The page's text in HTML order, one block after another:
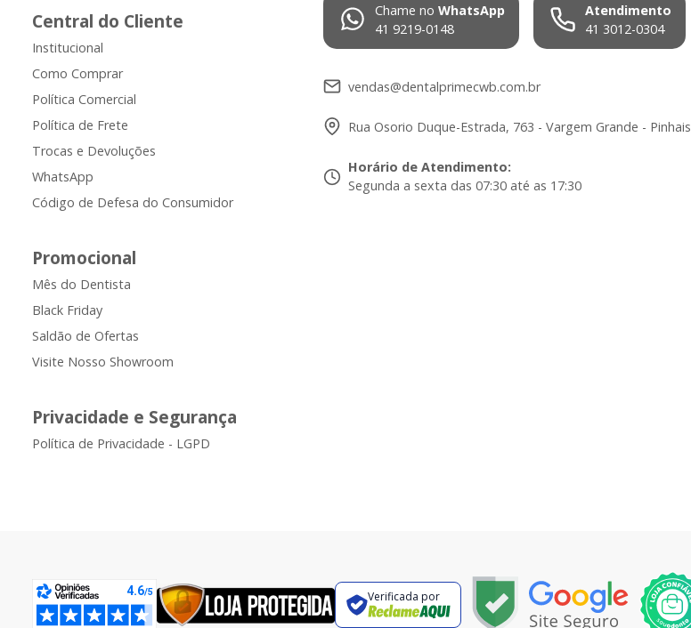
Central do Cliente
Institucional
Como Comprar
Política Comercial
Política de Frete
Trocas e Devoluções
WhatsApp
Código de Defesa do Consumidor
Promocional
Mês do Dentista
Black Friday
Saldão de Ofertas
Visite Nosso Showroom
Privacidade e Segurança
Política de Privacidade - LGPD
Chame no WhatsApp
41 9219-0148
Atendimento
41 3012-0304
vendas@dentalprimecwb.com.br
Rua Osorio Duque-Estrada, 763 - Vargem Grande - Pinhais
Horário de Atendimento:
Segunda a sexta das 07:30 até as 17:30
Verificada por